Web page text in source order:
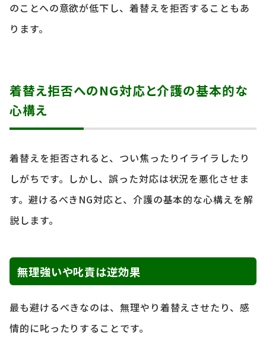
のことへの意欲が低下し、着替えを拒否することもあ
ります。
着替え拒否へのNG対応と介護の基本的な
心構え
着替えを拒否されると、つい焦ったりイライラしたり
しがちです。しかし、誤った対応は状況を悪化させま
す。避けるべきNG対応と、介護の基本的な心構えを解
説します。
無理強いや叱責は逆効果
最も避けるべきなのは、無理やり着替えさせたり、感
情的に叱ったりすることです。